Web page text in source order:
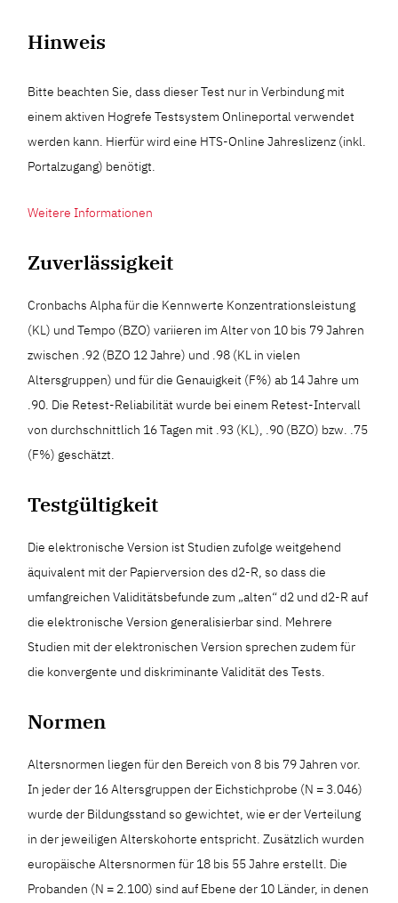
Hinweis
Bitte beachten Sie, dass dieser Test nur in Verbindung mit
einem aktiven Hogrefe Testsystem Onlineportal verwendet
werden kann. Hierfür wird eine HTS-Online Jahreslizenz (inkl.
Portalzugang) benötigt.
Weitere Informationen
Zuverlässigkeit
Cronbachs Alpha für die Kennwerte Konzentrationsleistung
(KL) und Tempo (BZO) variieren im Alter von 10 bis 79 Jahren
zwischen .92 (BZO 12 Jahre) und .98 (KL in vielen
Altersgruppen) und für die Genauigkeit (F%) ab 14 Jahre um
.90. Die Retest-Reliabilität wurde bei einem Retest-Intervall
von durchschnittlich 16 Tagen mit .93 (KL), .90 (BZO) bzw. .75
(F%) geschätzt.
Testgültigkeit
Die elektronische Version ist Studien zufolge weitgehend
äquivalent mit der Papierversion des d2-R, so dass die
umfangreichen Validitätsbefunde zum „alten“ d2 und d2-R auf
die elektronische Version generalisierbar sind. Mehrere
Studien mit der elektronischen Version sprechen zudem für
die konvergente und diskriminante Validität des Tests.
Normen
Altersnormen liegen für den Bereich von 8 bis 79 Jahren vor.
In jeder der 16 Altersgruppen der Eichstichprobe (N = 3.046)
wurde der Bildungsstand so gewichtet, wie er der Verteilung
in der jeweiligen Alterskohorte entspricht. Zusätzlich wurden
europäische Altersnormen für 18 bis 55 Jahre erstellt. Die
Probanden (N = 2.100) sind auf Ebene der 10 Länder, in denen